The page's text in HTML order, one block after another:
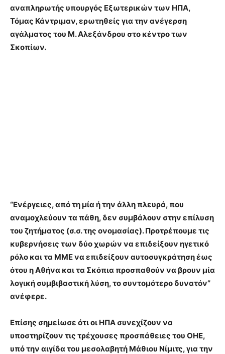
αναπληρωτής υπουργός Εξωτερικών των ΗΠΑ,
Τόμας Κάντριμαν, ερωτηθείς για την ανέγερση
αγάλματος του Μ. Αλεξάνδρου στο κέντρο των
Σκοπίων.
“Ενέργειες, από τη μία ή την άλλη πλευρά, που
αναμοχλεύουν τα πάθη, δεν συμβάλουν στην επίλυση
του ζητήματος (σ.σ. της ονομασίας). Προτρέπουμε τις
κυβερνήσεις των δύο χωρών να επιδείξουν ηγετικό
ρόλο και τα ΜΜΕ να επιδείξουν αυτοσυγκράτηση έως
ότου η Αθήνα και τα Σκόπια προσπαθούν να βρουν μία
λογική συμβιβαστική λύση, το συντομότερο δυνατόν”
ανέφερε.
Επίσης σημείωσε ότι οι ΗΠΑ συνεχίζουν να
υποστηρίζουν τις τρέχουσες προσπάθειες του ΟΗΕ,
υπό την αιγίδα του μεσολαβητή Μάθιου Νίμιτς, για την